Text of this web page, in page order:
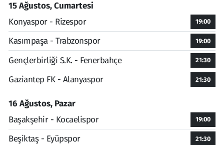
15 Ağustos, Cumartesi
Konyaspor - Rizespor
19:00
Kasımpaşa - Trabzonspor 19:00
Gençlerbirliği S.K. - Fenerbahçe 21:30
Gaziantep FK - Alanyaspor 21:30
16 Ağustos, Pazar
Başakşehir - Kocaelispor
19:00
Beşiktaş - Eyüpspor 21:30